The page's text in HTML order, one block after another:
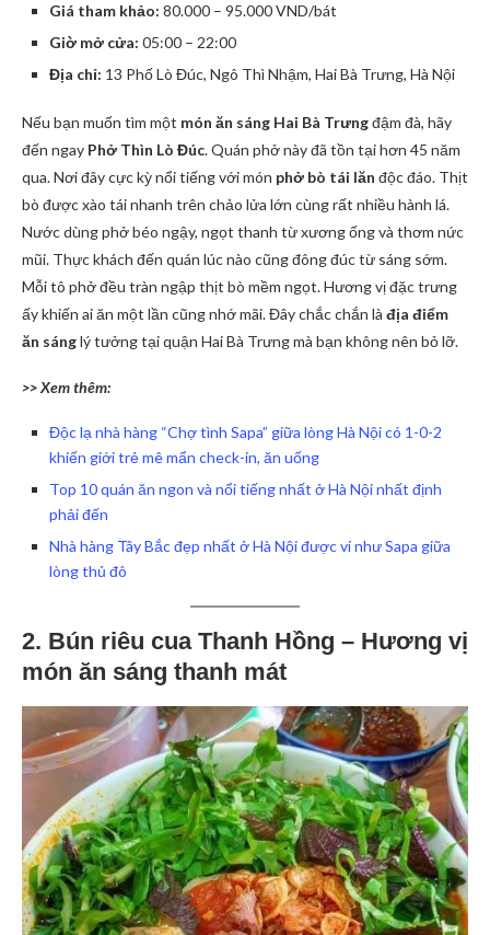
Giá tham khảo: 80.000 – 95.000 VND/bát
Giờ mở cửa: 05:00 – 22:00
Địa chỉ: 13 Phố Lò Đúc, Ngô Thì Nhậm, Hai Bà Trưng, Hà Nội
Nếu bạn muốn tìm một món ăn sáng Hai Bà Trưngđậm đà, hãy
đến ngay Phở Thìn Lò Đúc. Quán phở này đã tồn tại hơn 45 năm
qua. Nơi đây cực kỳ nổi tiếng với món phở bò tái lăn độc đáo. Thịt
bò được xào tái nhanh trên chảo lửa lớn cùng rất nhiều hành lá.
Nước dùng phở béo ngậy, ngọt thanh từ xương ống và thơm nức
mũi. Thực khách đến quán lúc nào cũng đông đúc từ sáng sớm.
Mỗi tô phở đều tràn ngập thịt bò mềm ngọt. Hương vị đặc trưng
ấy khiến ai ăn một lần cũng nhớ mãi. Đây chắc chắn là địa điểm
ăn sánglý tưởng tại quận Hai Bà Trưng mà bạn không nên bỏ lỡ.
>> Xem thêm:
Độc lạ nhà hàng “Chợ tình Sapa” giữa lòng Hà Nội có 1-0-2
khiến giới trẻ mê mẩn check-in, ăn uống
Top 10 quán ăn ngon và nổi tiếng nhất ở Hà Nội nhất định
phải đến
Nhà hàng Tây Bắc đẹp nhất ở Hà Nội được ví như Sapa giữa
lòng thủ đô
2. Bún riêu cua Thanh Hồng – Hương vị
món ăn sáng thanh mát